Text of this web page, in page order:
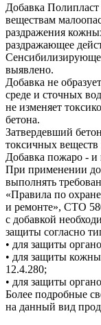
Добавка
веществам
раздражения
раздражающее
выявлено.
Добавка не
среде и сточных
не изменяет
бетона.
Затвердевший
токсичных веществ
Добавка пожаро - и
При применении
выполнять
«Правила по
и ремонте», СТО
с добавкой
защиты согласно
• для защиты
• для защиты
12.4.280;
• для защиты
Более подробные
на данный вид